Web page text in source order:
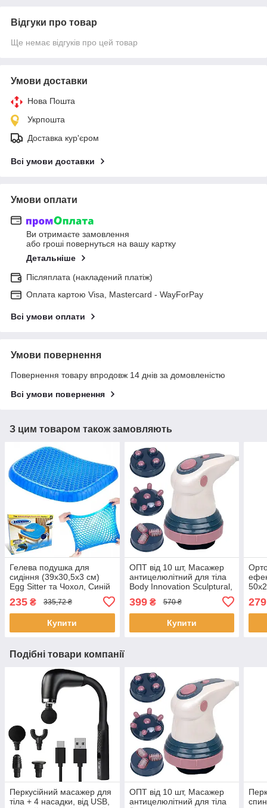
Відгуки про товар
Ще немає відгуків про цей товар
Умови доставки
Нова Пошта
Укрпошта
Доставка кур'єром
Всі умови доставки
Умови оплати
Ви отримаєте замовлення
або гроші повернуться на вашу картку
Детальніше
Післяплата (накладений платіж)
Оплата картою Visa, Mastercard - WayForPay
Всі умови оплати
Умови повернення
Повернення товару впродовж 14 днів за домовленістю
Всі умови повернення
З цим товаром також замовляють
Гелева подушка для
сидіння (39х30,5х3 см)
Egg Sitter та Чохол, Синій
для хребта
235 ₴ 335,72 ₴
Купити
ОПТ від 10 шт, Масажер
антицелюлітний для тіла
Body Innovation Sculptural,
інфрачервоний
вібромасажер для тіла
399₴ 570 ₴
Купити
сну
Подібні товари компанії
Перкусійний масажер для
тіла + 4 насадки, від USB,
ОПТ від 10 шт, Масажер
антицелюлітний для тіла